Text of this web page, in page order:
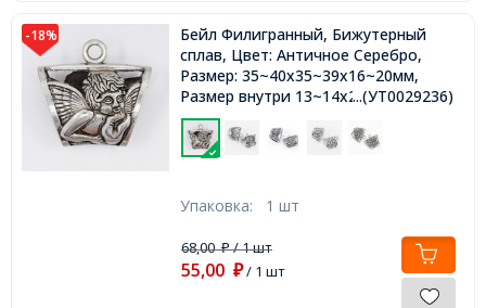
-18%
Бейл Филигранный, Бижутерный
сплав, Цвет: Античное Серебро,
Размер: 35~40x35~39x16~20мм,
Размер внутри 13~14x25~26мм,
Отв-тие 4~5мм,
...(УТ0029236)
Упаковка: 1 шт
68,00₽/ 1 шт
55,00 ₽/ 1 шт